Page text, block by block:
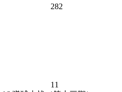
282
11